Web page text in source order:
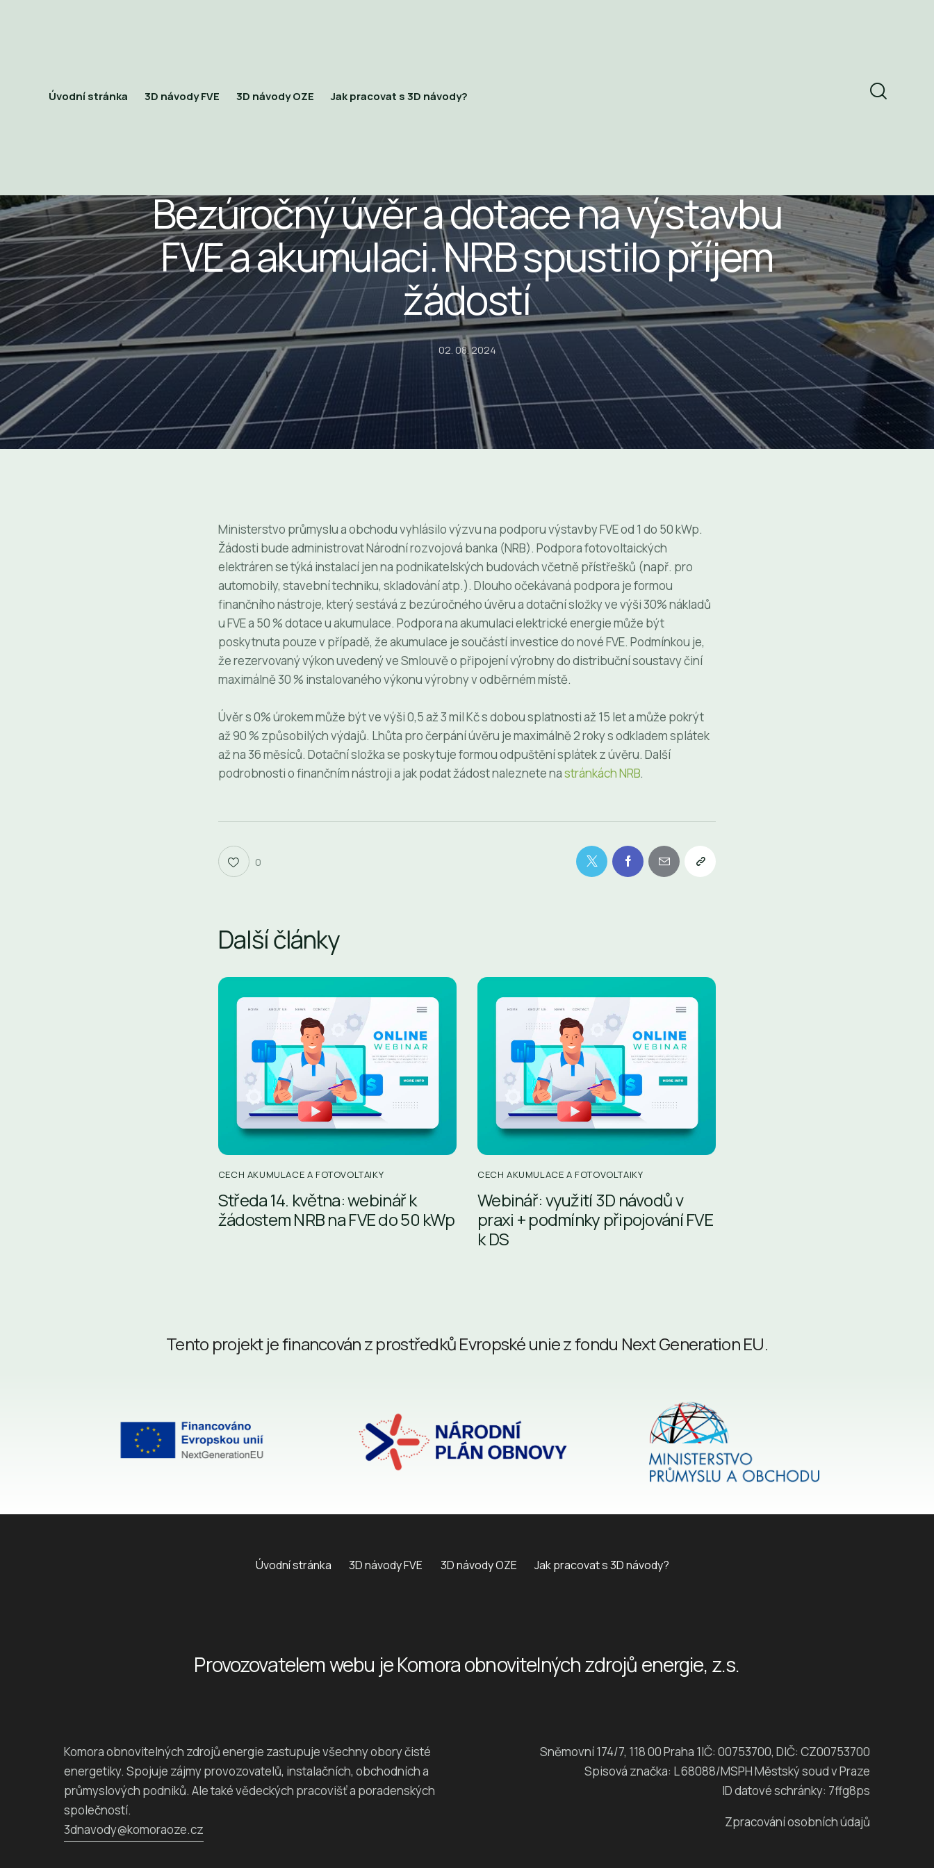
Úvodní stránka 3D návody FVE 3D návody OZE Jak pracovat s 3D návody?
Bezúročný úvěr a dotace na výstavbu
FVE a akumulaci. NRB spustilo příjem
žádostí
02. 08. 2024
Ministerstvo průmyslu a obchodu vyhlásilo výzvu na podporu výstavby FVE od 1 do 50 kWp.
Žádosti bude administrovat Národní rozvojová banka (NRB). Podpora fotovoltaických
elektráren se týká instalací jen na podnikatelských budovách včetně přístřešků (např. pro
automobily, stavební techniku, skladování atp.). Dlouho očekávaná podpora je formou
finančního nástroje, který sestává z bezúročného úvěru a dotační složky ve výši 30% nákladů
u FVE a 50 % dotace u akumulace. Podpora na akumulaci elektrické energie může být
poskytnuta pouze v případě, že akumulace je součástí investice do nové FVE. Podmínkou je,
že rezervovaný výkon uvedený ve Smlouvě o připojení výrobny do distribuční soustavy činí
maximálně 30 % instalovaného výkonu výrobny v odběrném místě.
Úvěr s 0% úrokem může být ve výši 0,5 až 3 mil Kč s dobou splatnosti až 15 let a může pokrýt
až 90 % způsobilých výdajů. Lhůta pro čerpání úvěru je maximálně 2 roky s odkladem splátek
až na 36 měsíců. Dotační složka se poskytuje formou odpuštění splátek z úvěru. Další
podrobnosti o finančním nástroji a jak podat žádost naleznete nastránkách NRB.
0
Další články
CECH AKUMULACE A FOTOVOLTAIKY
Středa 14. května: webinář k
žádostem NRB na FVE do 50 kWp
CECH AKUMULACE A FOTOVOLTAIKY
Webinář: využití 3D návodů v
praxi + podmínky připojování FVE
k DS
Tento projekt je financován z prostředků Evropské unie z fondu Next Generation EU.
Úvodní stránka 3D návody FVE 3D návody OZE Jak pracovat s 3D návody?
Provozovatelem webu je Komora obnovitelných zdrojů energie, z.s.
Komora obnovitelných zdrojů energie zastupuje všechny obory čisté
energetiky. Spojuje zájmy provozovatelů, instalačních, obchodních a
průmyslových podniků. Ale také vědeckých pracovišť a poradenských
společností.
3dnavody@komoraoze.cz
Sněmovní 174/7, 118 00 Praha 1IČ: 00753700, DIČ: CZ00753700
Spisová značka: L 68088/MSPH Městský soud v Praze
ID datové schránky: 7ffg8ps
Zpracování osobních údajů